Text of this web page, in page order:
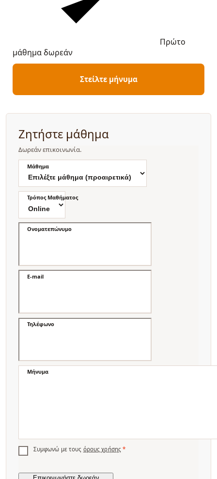
Πρώτο
μάθημα δωρεάν
Στείλτε μήνυμα
Ζητήστε μάθημα
Δωρεάν επικοινωνία.
Μάθημα
Τρόπος Μαθήματος
Ονοματεπώνυμο
E-mail
Τηλέφωνο
Μήνυμα
Συμφωνώ με τους όρους χρήσης *